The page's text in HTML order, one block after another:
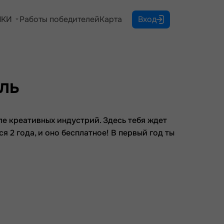
Работы победителейКарта Вход
креативных индустрий. Здесь тебя ждет
2 года, и оно бесплатное! В первый год ты